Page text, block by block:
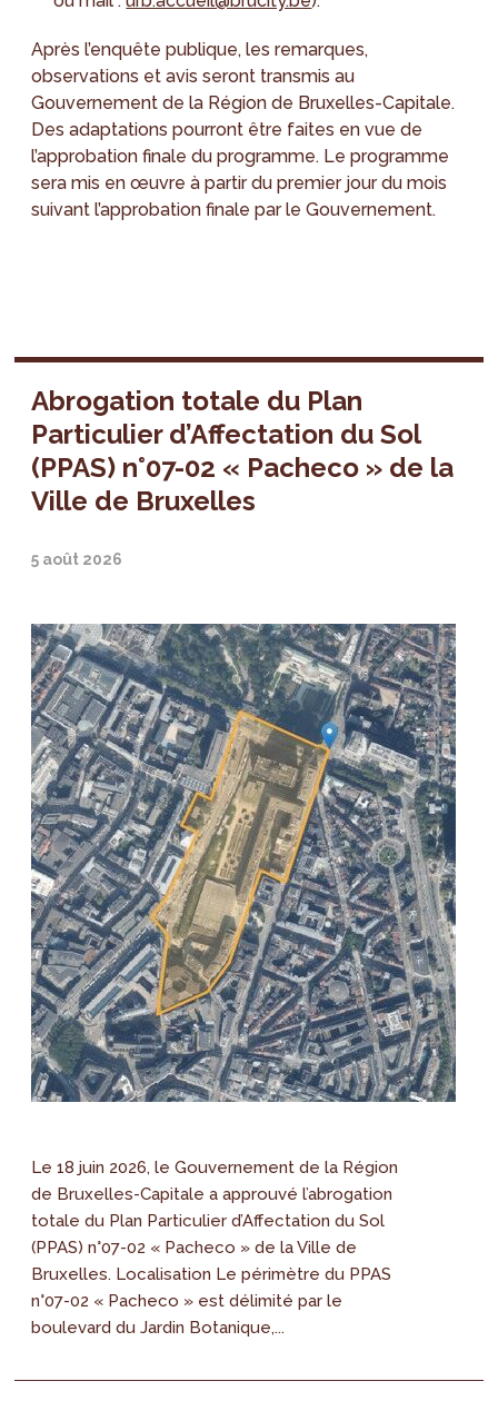
Après l’enquête publique, les remarques,
observations et avis seront transmis au
Gouvernement de la Région de Bruxelles-Capitale.
Des adaptations pourront être faites en vue de
l’approbation finale du programme. Le programme
sera mis en œuvre à partir du premier jour du mois
suivant l’approbation finale par le Gouvernement.
Abrogation totale du Plan
Particulier d’Affectation du Sol
(PPAS) n°07-02 « Pacheco » de la
Ville de Bruxelles
5 août 2026
Le 18 juin 2026, le Gouvernement de la Région
de Bruxelles-Capitale a approuvé l’abrogation
totale du Plan Particulier d’Affectation du Sol
(PPAS) n°07-02 « Pacheco » de la Ville de
Bruxelles. Localisation Le périmètre du PPAS
n°07-02 « Pacheco » est délimité par le
boulevard du Jardin Botanique,...